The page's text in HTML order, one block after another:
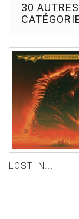
30
LOST IN...